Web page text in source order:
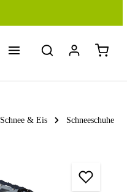
Schnee & Eis Schneeschuhe